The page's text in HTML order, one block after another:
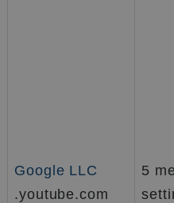
Google LLC
.youtube.com
5